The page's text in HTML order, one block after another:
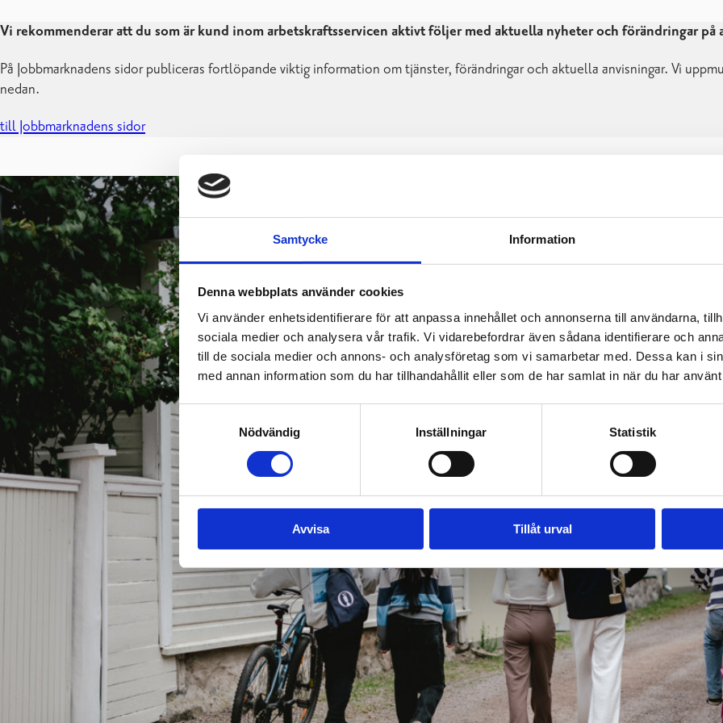
Samtycke Information
Denna webbplats använder cookies
Vi använder enhetsidentifierare för att anpassa innehållet och annonserna till användarna,
sociala medier och analysera vår trafik. Vi vidarebefordrar även sådana identifierare och
till de sociala medier och annons- och analysföretag som vi samarbetar med. Dessa kan i
med annan information som du har tillhandahållit eller som de har samlat in när du har
Samtyckesval
Nödvändig
Inställningar Statistik
Avvisa Tillåt urval
Vi rekommenderar att du som är kund inom arbetskraftsservicen aktivt följer med aktuella nyheter och förändringar på
På Jobbmarknadens sidor publiceras fortlöpande viktig information om tjänster, förändringar och aktuella anvisningar. Vi
nedan.
till Jobbmarknadens sidor